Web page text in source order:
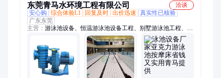
东莞青马水环境工程有限公司
洽谈
安心购
综合体验L1 回复及时 出价迅速
真实性已核验
广东东莞
主营： 游泳池设备、恒温游泳池设备工程、别墅游泳池工程、私
家游泳池工程、私人泳池设备工程、学校游泳池工程、游泳池工
程、恒温泳池工程、泳池水处理工程、游泳池吸污机、水疗工程
建造、室内恒温游泳馆